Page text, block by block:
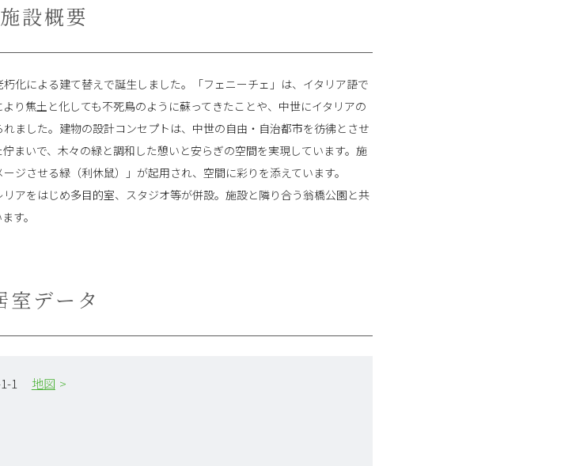
施設概要
化による建て替えで誕生しました。「フェニーチェ」は、イタリア語で
り焦土と化しても不死鳥のように蘇ってきたことや、中世にイタリアの
ました。建物の設計コンセプトは、中世の自由・自治都市を彷彿とさせ
まいで、木々の緑と調和した憩いと安らぎの空間を実現しています。施
ジさせる緑（利休鼠）」が起用され、空間に彩りを添えています。
アをはじめ多目的室、スタジオ等が併設。施設と隣り合う翁橋公園と共
す。
室データ
1
地図